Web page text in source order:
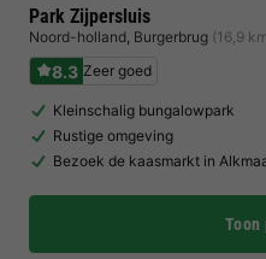
Park Zijpersluis
Noord-holland, Burgerbrug (16,9
8.3 Zeer goed
Kleinschalig bungalowpark
Rustige omgeving
Bezoek de kaasmarkt in
Toon